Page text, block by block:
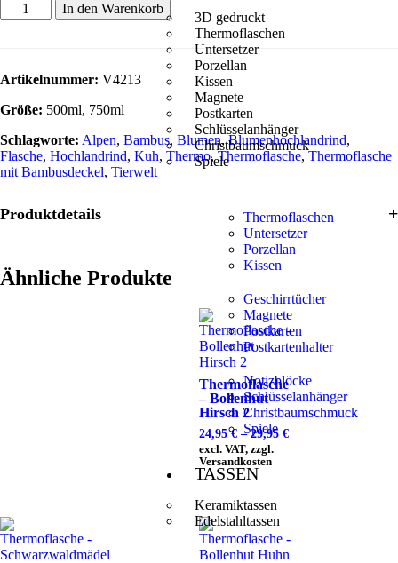
3D gedruckt
Thermoflaschen
Untersetzer
Porzellan
Kissen
Magnete
Postkarten
Schlüsselanhänger
Christbaumschmuck
Spiele
Thermoflaschen
Untersetzer
Porzellan
Kissen
Geschirrtücher
Magnete
Postkarten
Postkartenhalter
Notizblöcke
Schlüsselanhänger
Christbaumschmuck
Spiele
TASSEN
Keramiktassen
Edelstahltassen
In den Warenkorb
Artikelnummer: V4213
Größe: 500ml, 750ml
Schlagworte: Alpen, Bambus, Blumen,Blumenhochlandrind,
Flasche, Hochlandrind, Kuh, Thermo,Thermoflasche, Thermoflasche
mit Bambusdeckel, Tierwelt
Produktdetails
Ähnliche Produkte
Thermoflasche
– Bollenhut
Hirsch 2
24,95€ –29,95 €
excl. VAT, zzgl.
Versandkosten